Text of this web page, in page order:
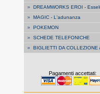
» DREAMWORKS EROI -
» MAGIC - L'adunanza
» POKEMON
» SCHEDE TELEFONICHE
» BIGLIETTI DA COLLEZIONE
Pagamenti accettati: